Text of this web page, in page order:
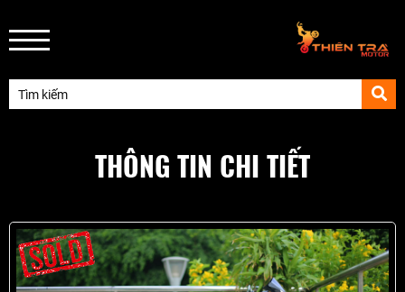
THÔNG TIN CHI TIẾT